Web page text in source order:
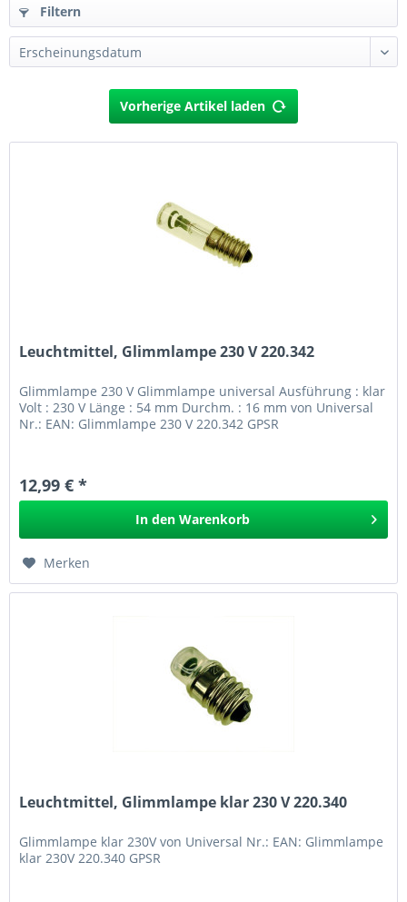
Filtern
Vorherige Artikel laden
Leuchtmittel, Glimmlampe 230 V 220.342
Glimmlampe 230 V Glimmlampe universal Ausführung : klar
Volt : 230 V Länge : 54 mm Durchm. : 16 mm von Universal
Nr.: EAN: Glimmlampe 230 V 220.342 GPSR
12,99 € *
In den Warenkorb
Merken
Leuchtmittel, Glimmlampe klar 230 V 220.340
Glimmlampe klar 230V von Universal Nr.: EAN: Glimmlampe
klar 230V 220.340 GPSR